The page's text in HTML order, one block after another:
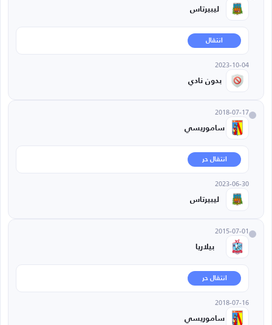
ليبيرتاس
انتقال
2023-10-04
بدون نادي
2018-07-17
ساموريسي
انتقال حر
2023-06-30
ليبيرتاس
2015-07-01
بيلاريا
انتقال حر
2018-07-16
ساموريسي